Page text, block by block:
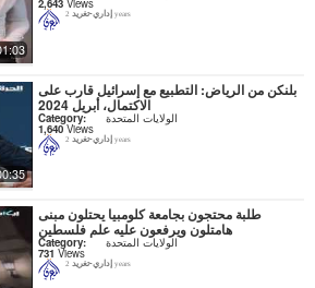
2,643Views
إداري-تغريد 2 years
بلنكن من الرياض: التطبيع مع إسرائيل قارب على
الاكتمال، أبريل 2024
Category: الولايات المتحدة
1,640Views
إداري-تغريد 2 years
طلبة محتجون بجامعة كلومبيا يحتلون مبنى
هامتلون ويرفعون عليه علم فلسطين
Category: الولايات المتحدة
731 Views
إداري-تغريد 2 years